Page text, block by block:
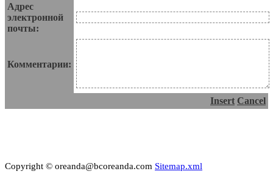
Адрес
электронной
почты:
Комментарии:
Insert Cancel
Copyright © oreanda@bcoreanda.com Sitemap.xml